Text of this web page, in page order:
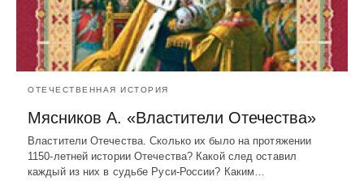
ОТЕЧЕСТВЕННАЯ ИСТОРИЯ
Мясников А. «Властители Отечества»
Властители Отечества. Сколько их было на протяжении
1150-летней истории Отечества? Какой след оставил
каждый из них в судьбе Руси-России? Каким…